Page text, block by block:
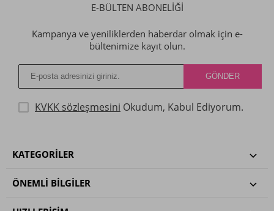
E-BÜLTEN ABONELİĞİ
Kampanya ve yeniliklerden haberdar olmak için e-
bültenimize kayıt olun.
KVKK sözleşmesini Okudum, Kabul Ediyorum.
KATEGORILER
ÖNEMLI BILGILER